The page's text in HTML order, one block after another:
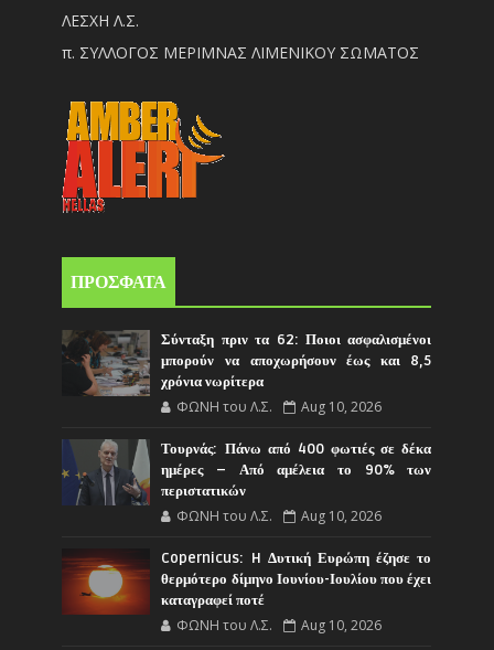
ΛΕΣΧΗ Λ.Σ.
π. ΣΥΛΛΟΓΟΣ ΜΕΡΙΜΝΑΣ ΛΙΜΕΝΙΚΟΥ ΣΩΜΑΤΟΣ
ΠΡΟΣΦΑΤΑ
Σύνταξη πριν τα 62: Ποιοι ασφαλισμένοι
μπορούν να αποχωρήσουν έως και 8,5
χρόνια νωρίτερα
ΦΩΝΗ του Λ.Σ. Aug 10, 2026
Τουρνάς: Πάνω από 400 φωτιές σε δέκα
ημέρες – Από αμέλεια το 90% των
περιστατικών
ΦΩΝΗ του Λ.Σ. Aug 10, 2026
Copernicus: H Δυτική Ευρώπη έζησε το
θερμότερο δίμηνο Ιουνίου-Ιουλίου που έχει
καταγραφεί ποτέ
ΦΩΝΗ του Λ.Σ. Aug 10, 2026